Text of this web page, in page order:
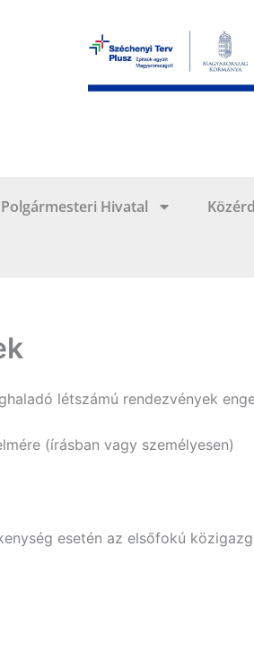
Polgármesteri Hivatal
létszámú rendezvények
(írásban vagy személyesen)
esetén az elsőfokú